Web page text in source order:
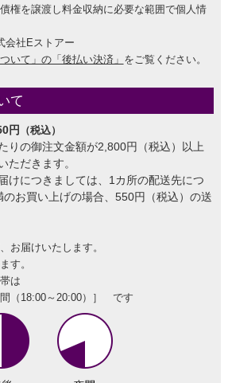
権を譲渡し料金収納に必要な範囲で個人情
会社Eストアー
いて」の「後払い決済」 をご覧ください。
て
円 （税込）
りの御注文金額が2,800円（税込）以上
ただきます。
けにつきましては、1カ所の配送先につ
お買い上げの場合、550円（税込）の送
お届けいたします。
す。
は
間（18:00～20:00）］ です